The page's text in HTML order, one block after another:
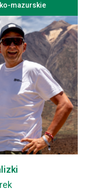
mazurskie